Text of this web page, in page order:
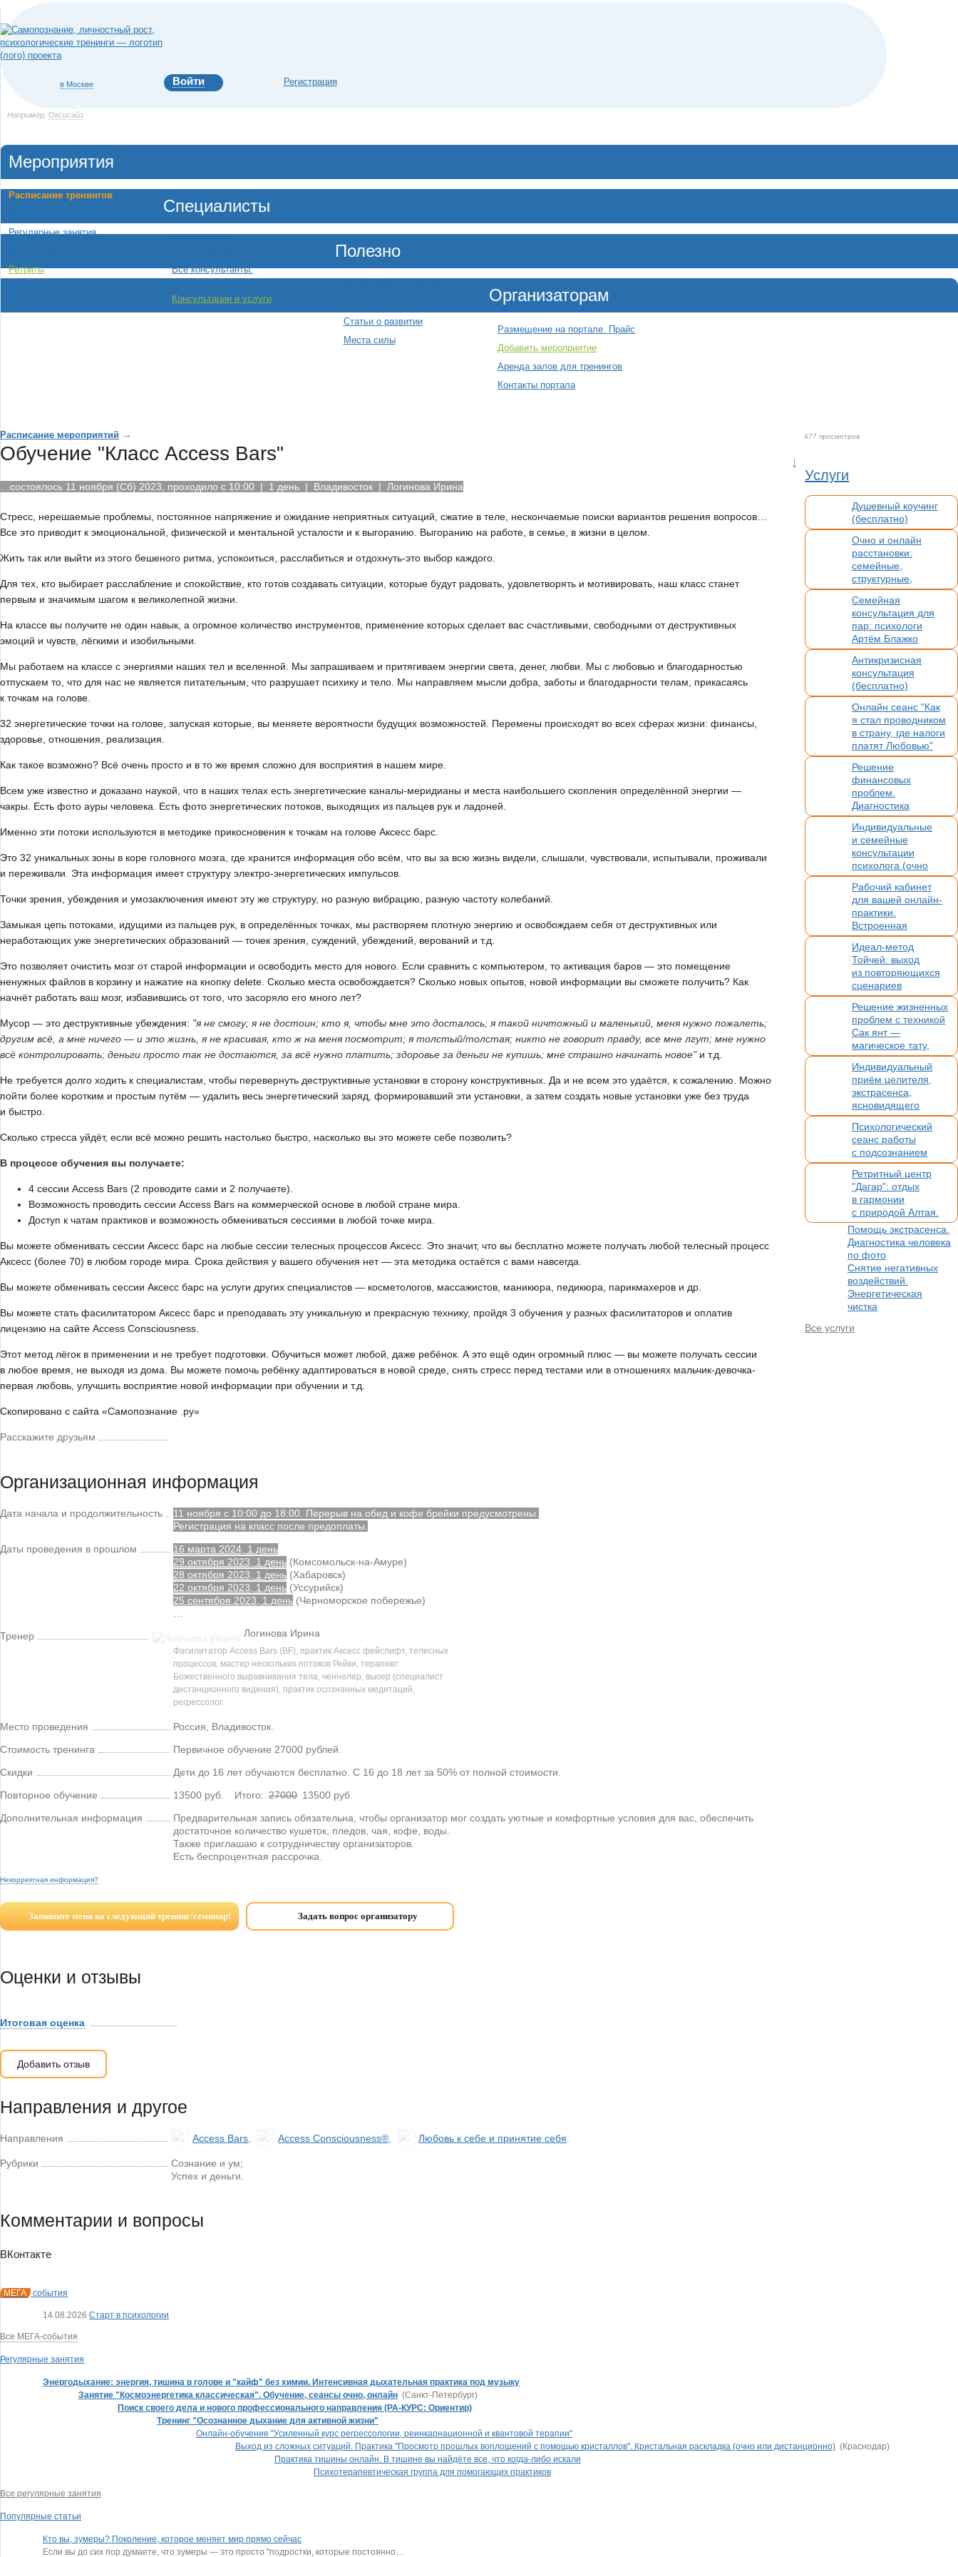
в Москве
Например, Оксисайз
Войти Регистрация
Мероприятия
Расписание тренингов
Регулярные занятия
Ретриты
Специалисты
Все консультанты:
от психолога до астролога
Консультации и услуги
Полезно
Статьи о развитии
Места силы
Организаторам
Размещение на портале. Прайс
Добавить мероприятие
Аренда залов для тренингов
Контакты портала
↓
Услуги
Душевный коучинг
(бесплатно)
Очно и онлайн
расстановки:
семейные,
структурные,
организационные,
духовные,
кармические
Семейная
консультация для
пар: психологи
Артём Блажко
и Мария Загорская.
Очно в СПб
и онлайн
Антикризисная
консультация
(бесплатно)
Онлайн сеанс "Как
я стал проводником
в страну, где налоги
платят Любовью"
Решение
финансовых
проблем.
Диагностика
и точный анализ
любой ситуации
Индивидуальные
и семейные
консультации
психолога (очно
и онлайн) для
взрослых и детей
Рабочий кабинет
для вашей онлайн-
практики.
Встроенная
видеосвязь,
бронирование,
платежи. Без
конкуренции
Идеал-метод
Тойчей: выход
из повторяющихся
сценариев
Решение жизненных
проблем с техникой
Сак янт —
магическое тату,
оберег и помощник
Индивидуальный
приём целителя,
экстрасенса,
ясновидящего
Психологический
сеанс работы
с подсознанием
Ретритный центр
"Дагар": отдых
в гармонии
с природой Алтая.
Помощь
в организации
вашего
мероприятия
Помощь экстрасенса.
Диагностика человека
по фото
Снятие негативных
воздействий.
Энергетическая
чистка
Все услуги
Расписание мероприятий →
Обучение "Класс Access Bars"
477 просмотров
…состоялось 11 ноября (Сб) 2023, проходило с 10:00 | 1 день | Владивосток | Логинова Ирина
Стресс, нерешаемые проблемы, постоянное напряжение и ожидание неприятных ситуаций, сжатие в теле, нескончаемые поиски вариантов решения вопросов…
Все это приводит к эмоциональной, физической и ментальной усталости и к выгоранию. Выгоранию на работе, в семье, в жизни в целом.
Жить так или выйти из этого бешеного ритма, успокоиться, расслабиться и отдохнуть-это выбор каждого.
Для тех, кто выбирает расслабление и спокойствие, кто готов создавать ситуации, которые будут радовать, удовлетворять и мотивировать, наш класс станет
первым и значимым шагом к великолепной жизни.
На классе вы получите не один навык, а огромное количество инструментов, применение которых сделает вас счастливыми, свободными от деструктивных
эмоций и чувств, лёгкими и изобильными.
Мы работаем на классе с энергиями наших тел и вселенной. Мы запрашиваем и притягиваем энергии света, денег, любви. Мы с любовью и благодарностью
отпускаем то, что для нас не является питательным, что разрушает психику и тело. Мы направляем мысли добра, заботы и благодарности телам, прикасаясь
к точкам на голове.
32 энергетические точки на голове, запуская которые, вы меняете вероятности будущих возможностей. Перемены происходят во всех сферах жизни: финансы,
здоровье, отношения, реализация.
Как такое возможно? Всё очень просто и в то же время сложно для восприятия в нашем мире.
Всем уже известно и доказано наукой, что в наших телах есть энергетические каналы-меридианы и места наибольшего скопления определённой энергии —
чакры. Есть фото ауры человека. Есть фото энергетических потоков, выходящих из пальцев рук и ладоней.
Именно эти потоки используются в методике прикосновения к точкам на голове Аксесс барс.
Это 32 уникальных зоны в коре головного мозга, где хранится информация обо всём, что вы за всю жизнь видели, слышали, чувствовали, испытывали, проживали
и переживали. Эта информация имеет структуру электро-энергетических импульсов.
Точки зрения, убеждения и умозаключения имеют эту же структуру, но разную вибрацию, разную частоту колебаний.
Замыкая цепь потоками, идущими из пальцев рук, в определённых точках, мы растворяем плотную энергию и освобождаем себя от деструктивных или
неработающих уже энергетических образований — точек зрения, суждений, убеждений, верований и т.д.
Это позволяет очистить мозг от старой информации и освободить место для нового. Если сравнить с компьютером, то активация баров — это помещение
ненужных файлов в корзину и нажатие на кнопку delete. Сколько места освобождается? Сколько новых опытов, новой информации вы сможете получить? Как
начнёт работать ваш мозг, избавившись от того, что засоряло его много лет?
Мусор — это деструктивные убеждения: "я не смогу; я не достоин; кто я, чтобы мне это досталось; я такой ничтожный и маленький, меня нужно пожалеть;
другим всё, а мне ничего — и это жизнь, я не красивая, кто ж на меня посмотрит; я толстый/толстая; никто не говорит правду, все мне лгут; мне нужно
всё контролировать; деньги просто так не достаются, за всё нужно платить; здоровье за деньги не купишь; мне страшно начинать новое"и т.д.
Не требуется долго ходить к специалистам, чтобы перевернуть деструктивные установки в сторону конструктивных. Да и не всем это удаётся, к сожалению. Можно
пойти более коротким и простым путём — удалить весь энергетический заряд, формировавший эти установки, а затем создать новые установки уже без труда
и быстро.
Сколько стресса уйдёт, если всё можно решить настолько быстро, насколько вы это можете себе позволить?
В процессе обучения вы получаете:
4 сессии Access Bars (2 проводите сами и 2 получаете).
Возможность проводить сессии Access Bars на коммерческой основе в любой стране мира.
Доступ к чатам практиков и возможность обмениваться сессиями в любой точке мира.
Вы можете обменивать сессии Аксесс барс на любые сессии телесных процессов Аксесс. Это значит, что вы бесплатно можете получать любой телесный процесс
Аксесс (более 70) в любом городе мира. Срока действия у вашего обучения нет — эта методика остаётся с вами навсегда.
Вы можете обменивать сессии Аксесс барс на услуги других специалистов — косметологов, массажистов, маникюра, педикюра, парикмахеров и др.
Вы можете стать фасилитатором Аксесс барс и преподавать эту уникальную и прекрасную технику, пройдя 3 обучения у разных фасилитаторов и оплатив
лицензию на сайте Access Consciousness.
Этот метод лёгок в применении и не требует подготовки. Обучиться может любой, даже ребёнок. А это ещё один огромный плюс — вы можете получать сессии
в любое время, не выходя из дома. Вы можете помочь ребёнку адаптироваться в новой среде, снять стресс перед тестами или в отношениях мальчик-девочка-
первая любовь, улучшить восприятие новой информации при обучении и т.д.
Скопировано с сайта «Самопознание .ру»
Расскажите друзьям
Организационная информация
Дата начала и продолжительность
11 ноября с 10:00 до 18:00. Перерыв на обед и кофе брейки предусмотрены.
Регистрация на класс после предоплаты.
Даты проведения в прошлом
16 марта 2024, 1 день
29 октября 2023, 1 день (Комсомольск-на-Амуре)
28 октября 2023, 1 день (Хабаровск)
22 октября 2023, 1 день (Уссурийск)
25 сентября 2023, 1 день (Черноморское побережье)
Тренер
Логинова Ирина
Фасилитатор Access Bars (BF), практик Аксесс фейслифт, телесных
процессов, мастер нескольких потоков Рейки, терапевт
Божественного выравнивания тела, ченнелер, вьюер (специалист
дистанционного видения), практик осознанных медитаций,
регрессолог.
Место проведения Россия Владивосток
Стоимость тренинга
Первичное обучение 27000 рублей.
Скидки
Дети до 16 лет обучаются бесплатно. С 16 до 18 лет за 50% от полной стоимости.
Повторное обучение
13500 руб. Итого: 27000 13500 руб.
Дополнительная информация
Предварительная запись обязательна, чтобы организатор мог создать уютные и комфортные условия для вас, обеспечить
достаточное количество кушеток, пледов, чая, кофе, воды.
Также приглашаю к сотрудничеству организаторов.
Есть беспроцентная рассрочка.
Некорректная информация?
Запишите меня на следующий тренинг/семинар! Задать вопрос организатору
Оценки и отзывы
Итоговая оценка
Добавить отзыв
Направления и другое
Направления Access Bars Access Consciousness® Любовь к себе и принятие себя
Рубрики
Сознание и ум;
Успех и деньги.
Комментарии и вопросы
ВКонтакте
МЕГА события
14.08.2026 Старт в психологии
Все МЕГА-события
Регулярные занятия
Энергодыхание: энергия, тишина в голове и "кайф" без химии. Интенсивная дыхательная практика под музыку
Занятие "Космоэнергетика классическая". Обучение, сеансы очно, онлайн (Санкт-Петербург)
Поиск своего дела и нового профессионального направления (РА-КУРС: Ориентир)
Тренинг "Осознанное дыхание для активной жизни"
Онлайн-обучение "Усиленный курс регрессологии, реинкарнационной и квантовой терапии"
Выход из сложных ситуаций. Практика "Просмотр прошлых воплощений с помощью кристаллов". Кристальная раскладка (очно или дистанционно) (Краснодар)
Практика тишины онлайн. В тишине вы найдёте все, что когда-либо искали
Психотерапевтическая группа для помогающих практиков
Все регулярные занятия
Популярные статьи
Кто вы, зумеры? Поколение, которое меняет мир прямо сейчас
Если вы до сих пор думаете, что зумеры — это просто "подростки, которые постоянно…